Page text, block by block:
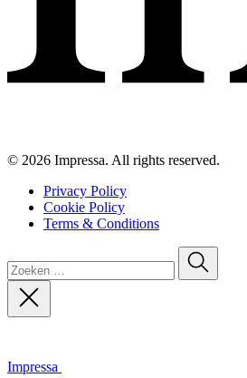
© 2026 Impressa. All rights reserved.
Privacy Policy
Cookie Policy
Terms & Conditions
Impressa